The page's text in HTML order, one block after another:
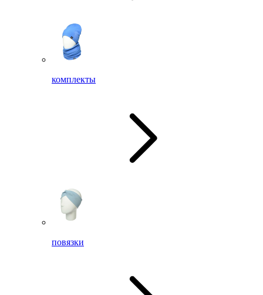
комплекты
повязки